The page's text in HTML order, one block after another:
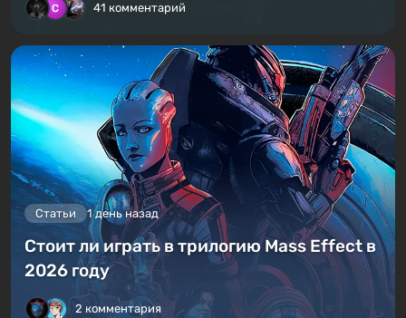
41 комментарий
Статьи 1 день назад
Стоит ли играть в трилогию Mass Effect в
2026 году
2 комментария